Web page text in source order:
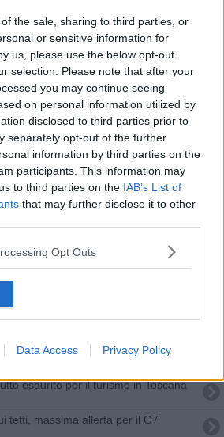
the sale, sharing to third parties, or
or sensitive information for
us, please use the below opt-out
selection. Please note that after your
you may continue seeing
on personal information utilized by
disclosed to third parties prior to
separately opt-out of the further
information by third parties on the
participants. This information may
to third parties on the IAB’s List of
that may further disclose it to other
Opt Outs
Data Access Privacy Policy
deve tornare ad Orbetello"
Ue: in Toscana 4500
la pista resta irrealizzabile"
per 53 lavoratori del Maggio
le sue Giornate ai morti di Arezzo
il Teatro della Toscana
di Pescia diventa set cinematografico
le domeniche gratuite al museo
pubblico per Villa Massoni
esaurito per il turismo in Toscana
tetti, massima allerta per il G7